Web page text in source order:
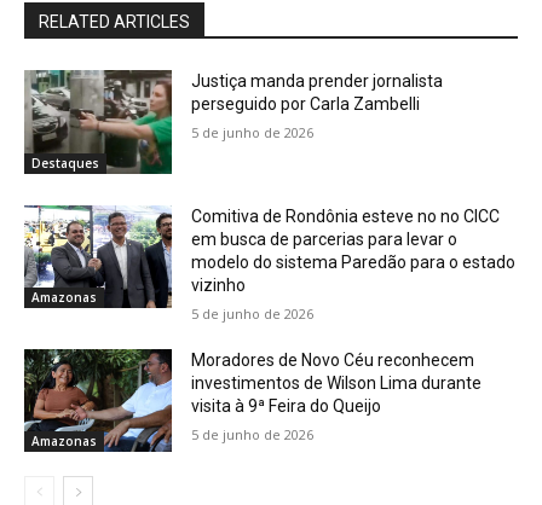
RELATED ARTICLES
Destaques
Justiça manda prender jornalista
perseguido por Carla Zambelli
5 de junho de 2026
Amazonas
Comitiva de Rondônia esteve no no CICC
em busca de parcerias para levar o
modelo do sistema Paredão para o estado
vizinho
5 de junho de 2026
Amazonas
Moradores de Novo Céu reconhecem
investimentos de Wilson Lima durante
visita à 9ª Feira do Queijo
5 de junho de 2026